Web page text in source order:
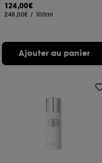
124,00€
248,00€ / 100ml
Ajouter au panier